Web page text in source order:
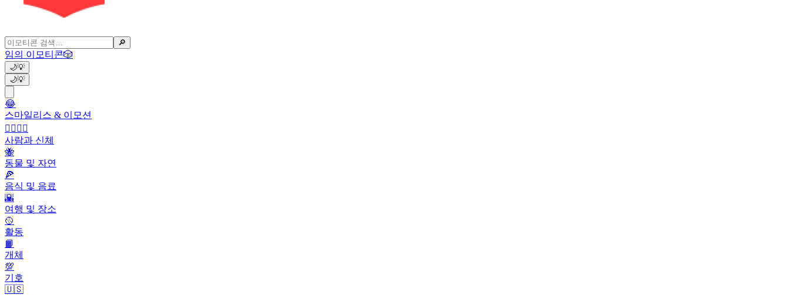
🔎
임의 이모티콘🎲
🌙💡
🌙💡
😂
스마일리스 & 이모션
👩‍❤️‍💋‍👨
사람과 신체
🐝
동물 및 자연
🍕
음식 및 음료
🌇
여행 및 장소
🥎
활동
📙
개체
💯
기호
🇺🇸